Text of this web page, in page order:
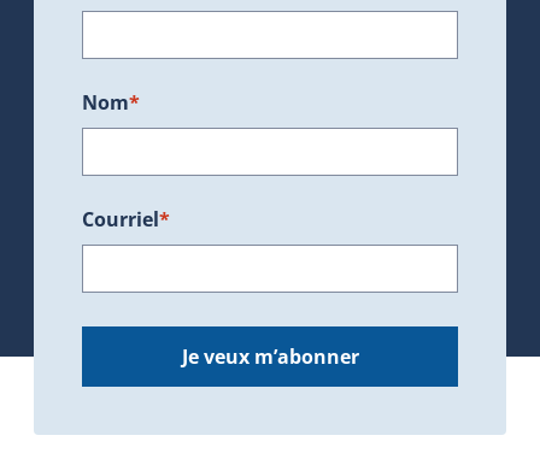
Nom*
Courriel*
Je veux m’abonner